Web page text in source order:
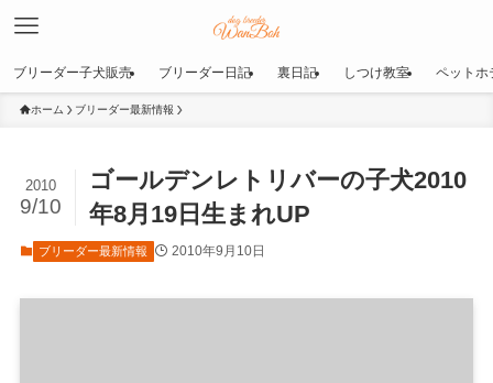
ブリーダー子犬販売 ブリーダー日記 裏日記 しつけ教室 ペットホ
ホーム ブリーダー最新情報
ゴールデンレトリバーの子犬2010
年8月19日生まれUP
2010
9/10
ブリーダー最新情報 2010年9月10日